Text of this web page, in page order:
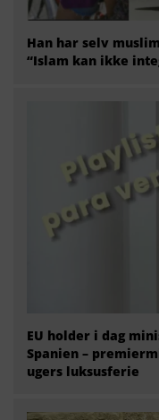
Han har selv
“Islam kan ikke
EU holder i dag
Spanien –
ugers luksusferie